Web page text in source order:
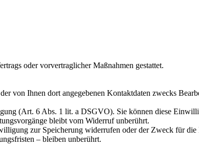
oder vorvertraglicher Maßnahmen gestattet.
von Ihnen dort angegebenen Kontaktdaten zwecks
(Art. 6 Abs. 1 lit. a DSGVO). Sie können diese
bleibt vom Widerruf unberührt.
zur Speicherung widerrufen oder der Zweck für die
– bleiben unberührt.